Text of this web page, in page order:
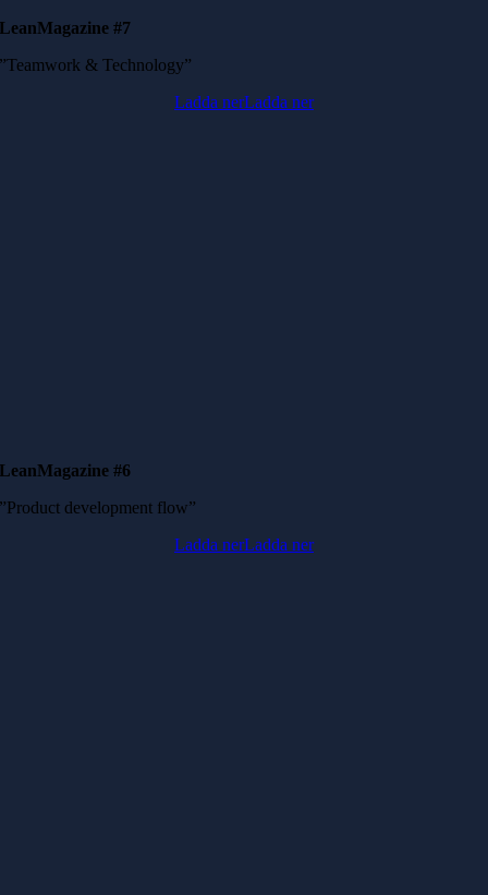
LeanMagazine #7
”Teamwork & Technology”
Ladda nerLadda ner
LeanMagazine #6
”Product development flow”
Ladda nerLadda ner